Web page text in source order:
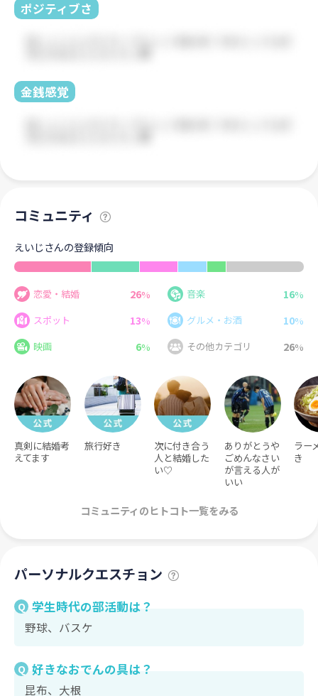
ポジティブさ
金銭感覚
コミュニティ
えいじさんの登録傾向
恋愛・結婚 26% 音楽 16%
スポット
13% グルメ・お酒 10%
映画
6% その他カテゴリ 26%
真剣に結婚考
えてます
旅行好き
次に付き合う
人と結婚した
い♡
ありがとうや
ごめんなさい
が言える人が
いい
ラー
き
コミュニティのヒトコト一覧をみる
パーソナルクエスチョン
Q 学生時代の部活動は？
野球、バスケ
Q 好きなおでんの具は？
昆布、大根